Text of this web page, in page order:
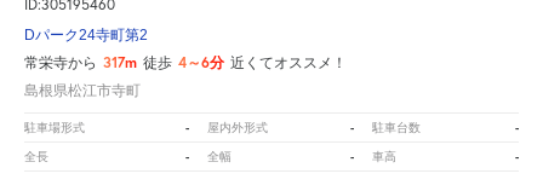
ID:305195460
Dパーク24寺町第2
常栄寺から 317m 徒歩 4～6分 近くてオススメ！
島根県松江市寺町
駐車場形式 - 屋内外形式 - 駐車台数 -
全長 - 全幅 - 車高 -